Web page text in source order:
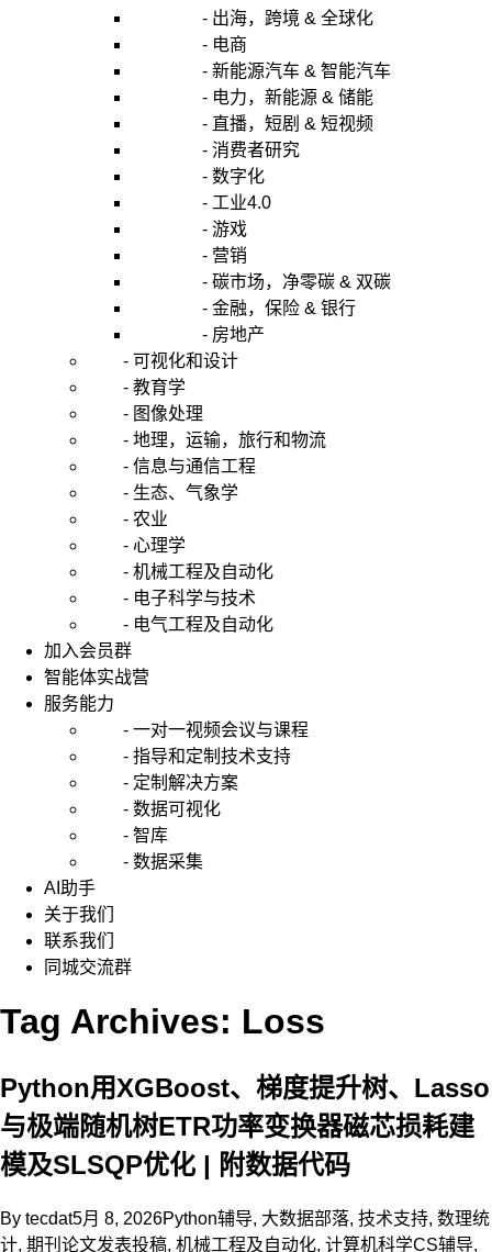
- 出海，跨境 & 全球化
- 电商
- 新能源汽车 & 智能汽车
- 电力，新能源 & 储能
- 直播，短剧 & 短视频
- 消费者研究
- 数字化
- 工业4.0
- 游戏
- 营销
- 碳市场，净零碳 & 双碳
- 金融，保险 & 银行
- 房地产
- 可视化和设计
- 教育学
- 图像处理
- 地理，运输，旅行和物流
- 信息与通信工程
- 生态、气象学
- 农业
- 心理学
- 机械工程及自动化
- 电子科学与技术
- 电气工程及自动化
加入会员群
智能体实战营
服务能力
- 一对一视频会议与课程
- 指导和定制技术支持
- 定制解决方案
- 数据可视化
- 智库
- 数据采集
AI助手
关于我们
联系我们
同城交流群
Tag Archives: Loss
Python用XGBoost、梯度提升树、Lasso
与极端随机树ETR功率变换器磁芯损耗建
模及SLSQP优化 | 附数据代码
By tecdat5月 8, 2026Python辅导, 大数据部落, 技术支持, 数理统
计, 期刊论文发表投稿, 机械工程及自动化, 计算机科学CS辅导,